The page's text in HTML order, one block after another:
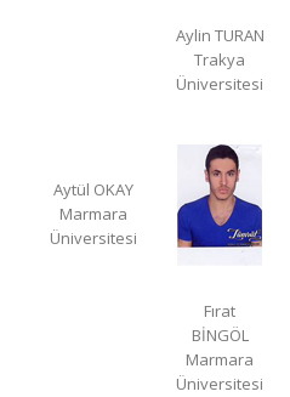
Aylin TURAN
Trakya
Üniversitesi
Aytül OKAY
Marmara
Üniversitesi
Fırat
BİNGÖL
Marmara
Üniversitesi